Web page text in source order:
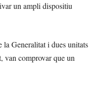
un ampli dispositiu
la Generalitat i dues unitats
van comprovar que un